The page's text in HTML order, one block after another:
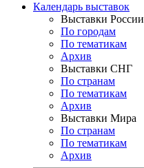
Календарь выставок
Выставки России
По городам
По тематикам
Архив
Выставки СНГ
По странам
По тематикам
Архив
Выставки Мира
По странам
По тематикам
Архив